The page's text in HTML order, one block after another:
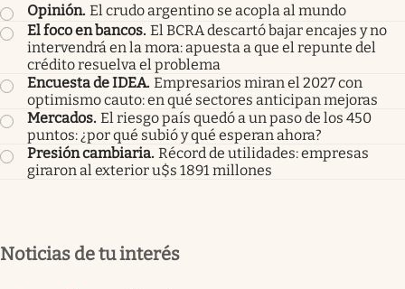
Opinión. El crudo argentino se acopla al mundo
El foco en bancos. El BCRA descartó bajar encajes y no
intervendrá en la mora: apuesta a que el repunte del
crédito resuelva el problema
Encuesta de IDEA. Empresarios miran el 2027 con
optimismo cauto: en qué sectores anticipan mejoras
Mercados. El riesgo país quedó a un paso de los 450
puntos: ¿por qué subió y qué esperan ahora?
Presión cambiaria. Récord de utilidades: empresas
giraron al exterior u$s 1891 millones
Noticias de tu interés